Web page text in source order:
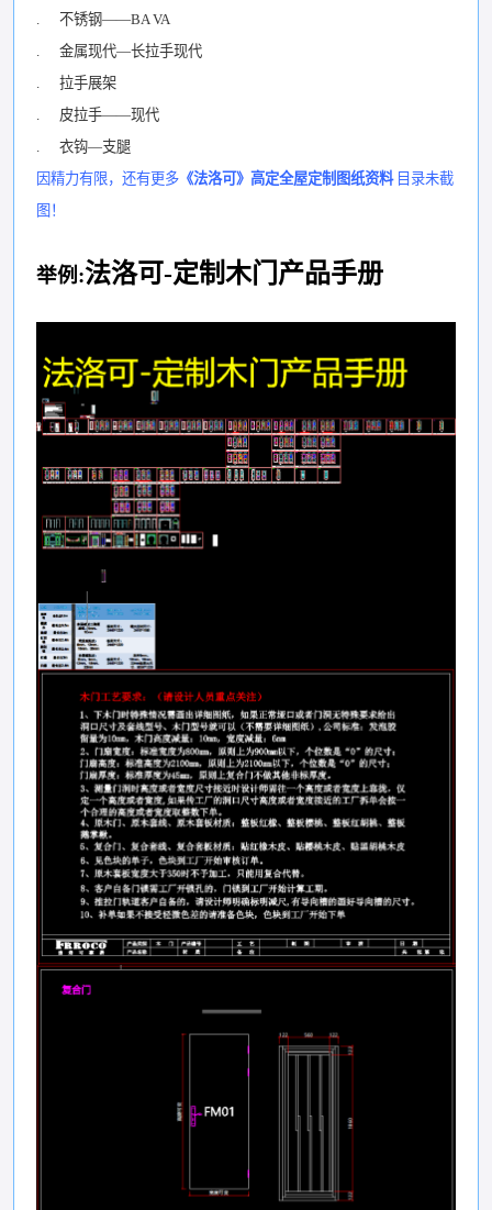
. 不锈钢——BA VA
. 金属现代—长拉手现代
. 拉手展架
. 皮拉手——现代
. 衣钩—支腿
因精力有限，还有更多 《法洛可》高定全屋定制图纸资料 目录未截
图！
举例:法洛可-定制木门产品手册